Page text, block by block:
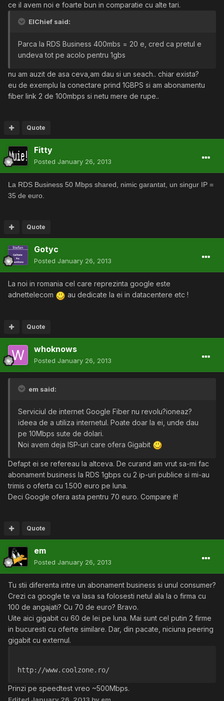
ce il avem noi e foarte bun in comparatie cu alte tari.
ElChief said:
Parca la RDS Business 400mbs = 20 e, cred ca pretul e
undeva tot pe acolo pentru 1gbs
nu am auzit de asa ceva,am dau si un seach.. chiar exista?
eu de exemplu la conectare prind 1GBPS si am abonamentu
fiber link 2 de 100mbps si netu mere de rupe..
Quote
Fitty
Posted January 26, 2013
La RDS Business 50 Mbps shared, nimic garantat, un singur IP =
35 de euro.
Quote
Gotyc
Posted January 26, 2013
La noi in romania cel care reprezinta google este
adnettelecom
au dedicate la ei in datacentere etc !
Quote
whoknows
Posted January 26, 2013
em said:
Serviciul de internet Google Fiber nu revolu?ioneaz?
ideea de a utiliza internetul. Poate doar la ei, unde dau
pe 10Mbps sute de dolari.
Noi avem deja ISP-uri care ofera Gigabit
Defapt ei se refereau la altceva. De curand am vrut sa-mi fac
abonament business la RDS 1gbps cu 2 ip-uri publice si mi-au
trimis o oferta cu 1.500 euro pe luna.
Deci Google ofera asta pentru 70 euro. Compare it!
Quote
em
Posted January 26, 2013
Tu stii diferenta intre un abonament business si unul consumer?
Crezi ca google te va lasa sa folosesti netul ala la o firma cu
100 de angajati? Cu 70 de euro? Bravo.
Uite aici gigabit cu 60 de lei pe luna. Mai sunt cel putin 2 firme
in bucuresti cu oferte similare. Dar, din pacate, niciuna peering
gigabit cu externul.
http://www.coolzone.ro/
Prinzi pe speedtest vreo ~500Mbps.
Edited January 26, 2013 by em